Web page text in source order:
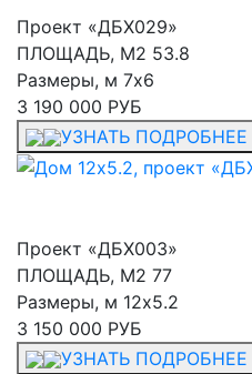
Проект «ДБХ029»
ПЛОЩАДЬ, М2 53.8
Размеры, м 7x6
3 190 000 РУБ
УЗНАТЬ ПОДРОБНЕЕ
Проект «ДБХ003»
ПЛОЩАДЬ, М2 77
Размеры, м 12x5.2
3 150 000 РУБ
УЗНАТЬ ПОДРОБНЕЕ